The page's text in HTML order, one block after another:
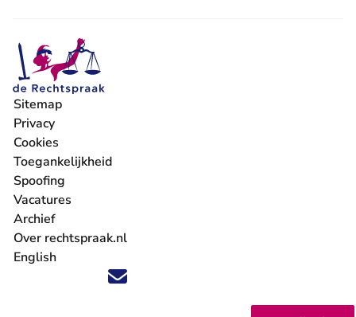
Volg ons op X (Twitter) - U verlaat Rechtspraak.nl
Volg ons op Facebook - U verlaat Rechtspraak.nl
Volg ons op Instagram - U verlaat Rechtspraak.nl
Volg ons op Youtube - U verlaat Rechtspraak.nl
Volg ons op LinkedIn - U verlaat
'Blijf op de hoogte' nieuwsbrief - U verlaat
Sitemap
Privacy
Cookies
Toegankelijkheid
Spoofing
Vacatures
- U verlaat Rechtspraak.nl
Archief
Over rechtspraak.nl
English